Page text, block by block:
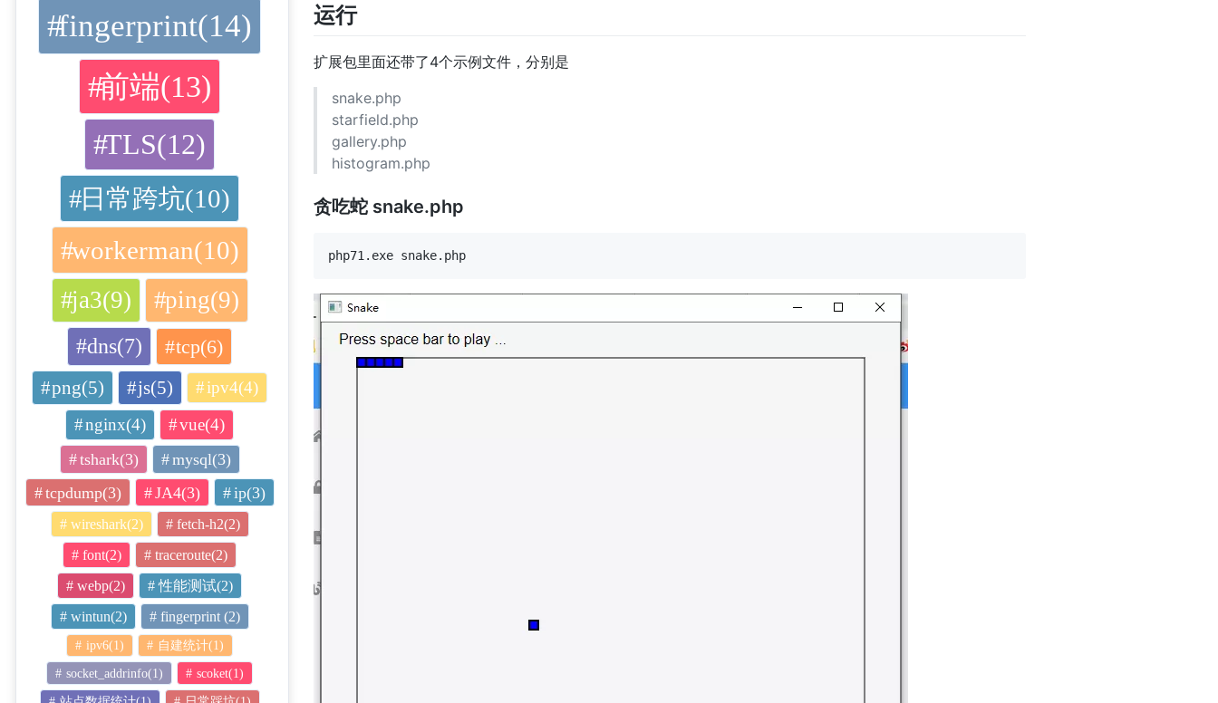
fingerprint(14)
前端(13)
TLS(12)
日常跨坑(10)
workerman(10)
ja3(9) ping(9)
dns(7) tcp(6)
png(5) js(5)
ipv4(4)
nginx(4)
vue(4)
tshark(3)
mysql(3)
tcpdump(3)
JA4(3) ip(3)
wireshark(2) fetch-h2(2)
font(2) traceroute(2)
webp(2) 性能测试(2)
wintun(2) fingerprint (2)
ipv6(1) 自建统计(1)
socket_addrinfo(1) scoket(1)
运行
扩展包里面还带了4个示例文件，分别是
snake.php
starfield.php
gallery.php
histogram.php
贪吃蛇 snake.php